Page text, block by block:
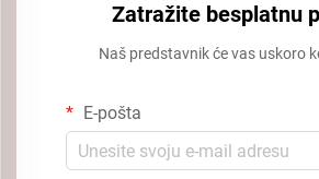
Zatražite besplatnu
Naš predstavnik će vas uskoro
E-pošta